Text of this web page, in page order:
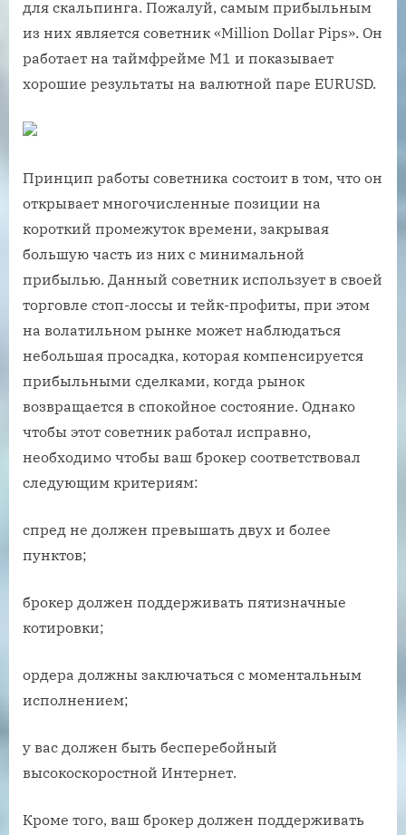
для скальпинга. Пожалуй, самым прибыльным
из них является советник «Million Dollar Pips». Он
работает на таймфрейме M1 и показывает
хорошие результаты на валютной паре EURUSD.
Принцип работы советника состоит в том, что он
открывает многочисленные позиции на
короткий промежуток времени, закрывая
большую часть из них с минимальной
прибылью. Данный советник использует в своей
торговле стоп-лоссы и тейк-профиты, при этом
на волатильном рынке может наблюдаться
небольшая просадка, которая компенсируется
прибыльными сделками, когда рынок
возвращается в спокойное состояние. Однако
чтобы этот советник работал исправно,
необходимо чтобы ваш брокер соответствовал
следующим критериям:
спред не должен превышать двух и более
пунктов;
брокер должен поддерживать пятизначные
котировки;
ордера должны заключаться с моментальным
исполнением;
у вас должен быть бесперебойный
высокоскоростной Интернет.
Кроме того, ваш брокер должен поддерживать